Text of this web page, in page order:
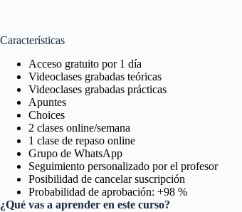
Características
Acceso gratuito por 1 día
Videoclases grabadas teóricas
Videoclases grabadas prácticas
Apuntes
Choices
2 clases online/semana
1 clase de repaso online
Grupo de WhatsApp
Seguimiento personalizado por el profesor
Posibilidad de cancelar suscripción
Probabilidad de aprobación: +98 %
¿Qué vas a aprender en este curso?